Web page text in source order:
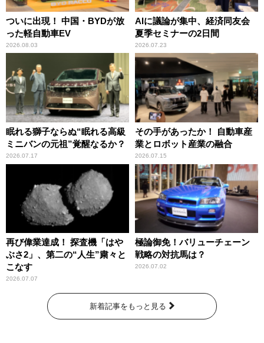
ついに出現！ 中国・BYDが放
った軽自動車EV
2026.08.03
AIに議論が集中、経済同友会
夏季セミナーの2日間
2026.07.23
眠れる獅子ならぬ“眠れる高級
ミニバンの元祖”覚醒なるか？
2026.07.17
その手があったか！ 自動車産
業とロボット産業の融合
2026.07.15
再び偉業達成！ 探査機「はや
ぶさ2」、第二の“人生”粛々と
こなす
2026.07.07
極論御免！バリューチェーン
戦略の対抗馬は？
2026.07.02
新着記事をもっと見る